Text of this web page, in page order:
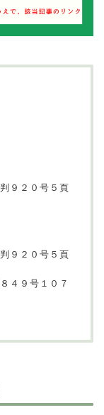
９２０号５頁
９２０号５頁
４９号１０７